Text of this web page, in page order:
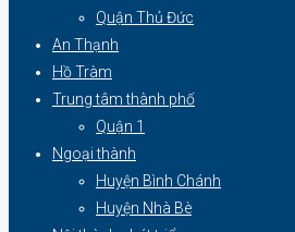
Quận Thủ Đức
An Thạnh
Hồ Tràm
Trung tâm thành phố
Quận 1
Ngoại thành
Huyện Bình Chánh
Huyện Nhà Bè